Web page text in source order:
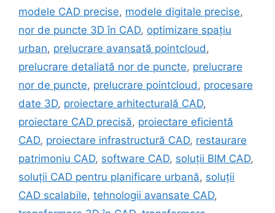
modele CAD precise, modele digitale precise,
nor de puncte 3D în CAD, optimizare spațiu
urban, prelucrare avansată pointcloud ,
prelucrare detaliată nor de puncte, prelucrare
nor de puncte, prelucrare pointcloud , procesare
date 3D, proiectare arhitecturală CAD,
proiectare CAD precisă, proiectare eficientă
CAD, proiectare infrastructură CAD, restaurare
patrimoniu CAD, software CAD, soluții BIM CAD,
soluții CAD pentru planificare urbană, soluții
CAD scalabile, tehnologii avansate CAD,